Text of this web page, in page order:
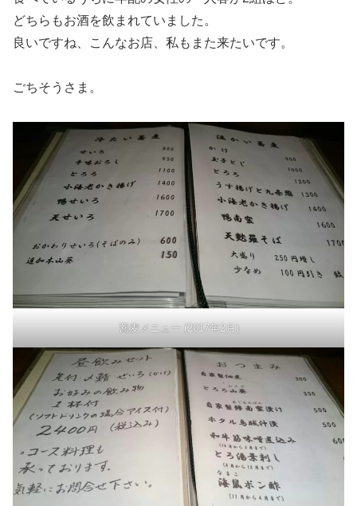
どちらもお酒を飲まれていました。
良いですね、こんなお店、私もまた来たいです。
ごちそうさま。
蕎麦メニュー (2017年2月)